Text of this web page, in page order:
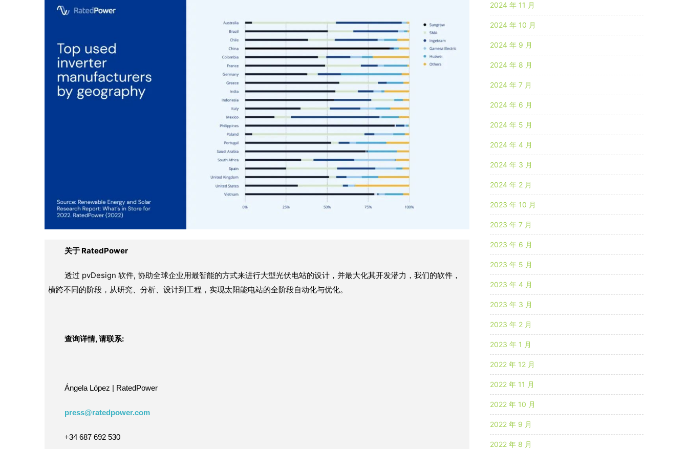
关于 RatedPower
透过 pvDesign 软件, 协助全球企业用最智能的方式来进行大型光伏电站的设计，并最大化其开发潜力，我们的软件，
横跨不同的阶段，从研究、分析、设计到工程，实现太阳能电站的全阶段自动化与优化。
查询详情, 请联系:
Ángela López | RatedPower
press@ratedpower.com
+34 687 692 530
2024 年 11 月
2024 年 10 月
2024 年 9 月
2024 年 8 月
2024 年 7 月
2024 年 6 月
2024 年 5 月
2024 年 4 月
2024 年 3 月
2024 年 2 月
2023 年 10 月
2023 年 7 月
2023 年 6 月
2023 年 5 月
2023 年 4 月
2023 年 3 月
2023 年 2 月
2023 年 1 月
2022 年 12 月
2022 年 11 月
2022 年 10 月
2022 年 9 月
2022 年 8 月